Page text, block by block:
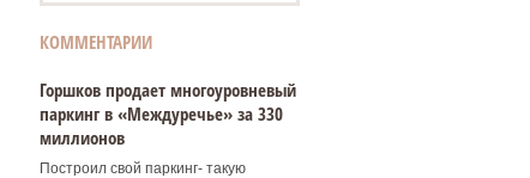
КОММЕНТАРИИ
Горшков продает многоуровневый
паркинг в «Междуречье» за 330
миллионов
Построил свой паркинг- такую